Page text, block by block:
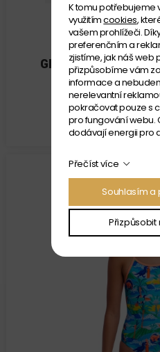
FUNKY
GIRL'S SINGLE
979
K tomu potřebujeme
využitímcookies,
vašem prohlížeči.
preferenčním a
zjistíme, jak náš web
přizpůsobíme vám
informace a
nerelevantní
pokračovat pouze s
pro fungování webu.
dodávají energii pro
Přečíst více
Souhlasím